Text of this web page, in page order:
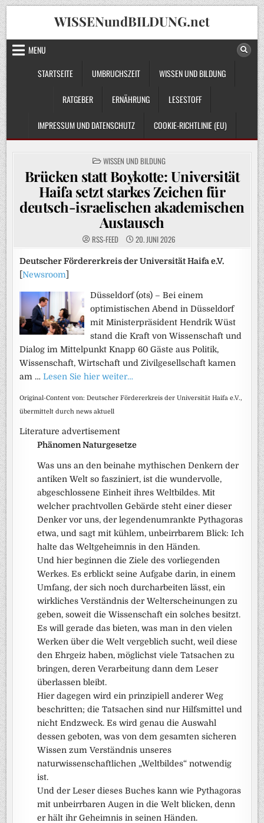
Skip
to
content
WISSENundBILDUNG.net
MENU
STARTSEITE
UMBRUCHSZEIT WISSEN UND BILDUNG
RATGEBER ERNÄHRUNG LESESTOFF
IMPRESSUM UND DATENSCHUTZ COOKIE-RICHTLINIE (EU)
POSTED
IN
WISSEN UND BILDUNG
Brücken statt Boykotte: Universität
Haifa setzt starkes Zeichen für
deutsch-israelischen akademischen
Austausch
RSS-FEED 20. JUNI 2026
Deutscher Fördererkreis der Universität Haifa e.V.
[Newsroom
Düsseldorf (ots) – Bei einem
optimistischen Abend in Düsseldorf
mit Ministerpräsident Hendrik Wüst
stand die Kraft von Wissenschaft und
Dialog im Mittelpunkt Knapp 60 Gäste aus Politik,
Wissenschaft, Wirtschaft und Zivilgesellschaft kamen
am …Lesen Sie hier weiter…
Original-Content von: Deutscher Fördererkreis der Universität Haifa e.V.,
übermittelt durch news aktuell
Literature advertisement
Phänomen Naturgesetze
Was uns an den beinahe mythischen Denkern der
antiken Welt so fasziniert, ist die wundervolle,
abgeschlossene Einheit ihres Weltbildes. Mit
welcher prachtvollen Gebärde steht einer dieser
Denker vor uns, der legendenumrankte Pythagoras
etwa, und sagt mit kühlem, unbeirrbarem Blick: Ich
halte das Weltgeheimnis in den Händen.
Und hier beginnen die Ziele des vorliegenden
Werkes. Es erblickt seine Aufgabe darin, in einem
Umfang, der sich noch durcharbeiten lässt, ein
wirkliches Verständnis der Welterscheinungen zu
geben, soweit die Wissenschaft ein solches besitzt.
Es will gerade das bieten, was man in den vielen
Werken über die Welt vergeblich sucht, weil diese
den Ehrgeiz haben, möglichst viele Tatsachen zu
bringen, deren Verarbeitung dann dem Leser
überlassen bleibt.
Hier dagegen wird ein prinzipiell anderer Weg
beschritten; die Tatsachen sind nur Hilfsmittel und
nicht Endzweck. Es wird genau die Auswahl
dessen geboten, was von dem gesamten sicheren
Wissen zum Verständnis unseres
naturwissenschaftlichen „Weltbildes“ notwendig
ist.
Und der Leser dieses Buches kann wie Pythagoras
mit unbeirrbaren Augen in die Welt blicken, denn
er hält ihr Geheimnis in seinen Händen.